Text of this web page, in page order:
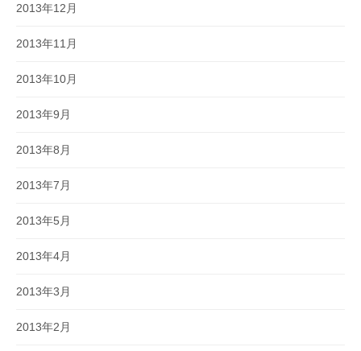
2013年12月
2013年11月
2013年10月
2013年9月
2013年8月
2013年7月
2013年5月
2013年4月
2013年3月
2013年2月